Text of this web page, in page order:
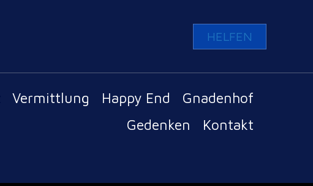
HELFEN
Vermittlung Happy End
Gnadenhof
Gedenken
Kontakt